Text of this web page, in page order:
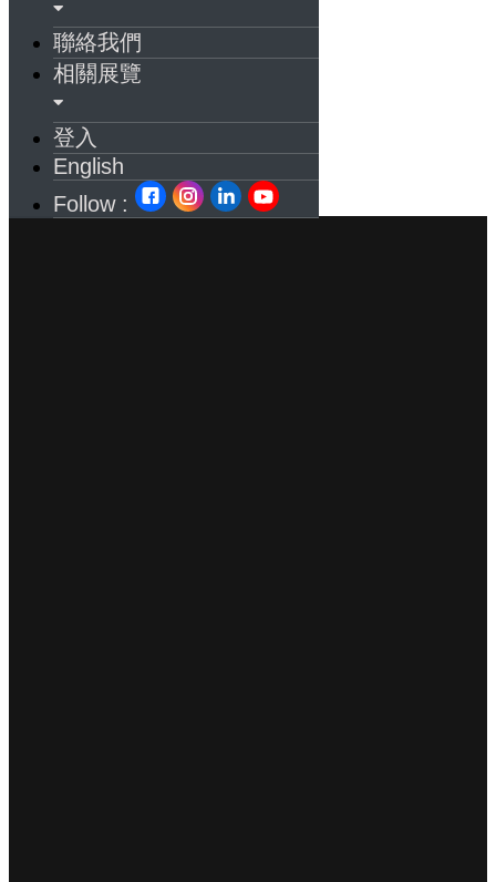
聯絡我們
相關展覽
登入
English
Follow :